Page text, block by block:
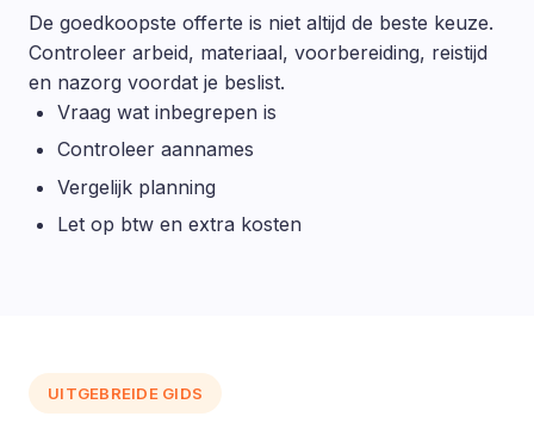
De goedkoopste offerte is niet altijd de beste keuze.
Controleer arbeid, materiaal, voorbereiding, reistijd
en nazorg voordat je beslist.
Vraag wat inbegrepen is
Controleer aannames
Vergelijk planning
Let op btw en extra kosten
UITGEBREIDE GIDS